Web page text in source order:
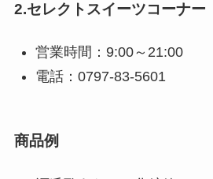
2.セレクトスイーツコーナー
営業時間：9:00～21:00
電話：0797-83-5601
商品例